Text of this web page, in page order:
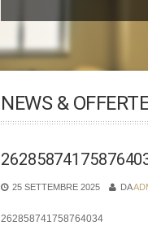
NEWS & OFFERTE
25 SETTEMBRE 2025 DA
262858741758764034